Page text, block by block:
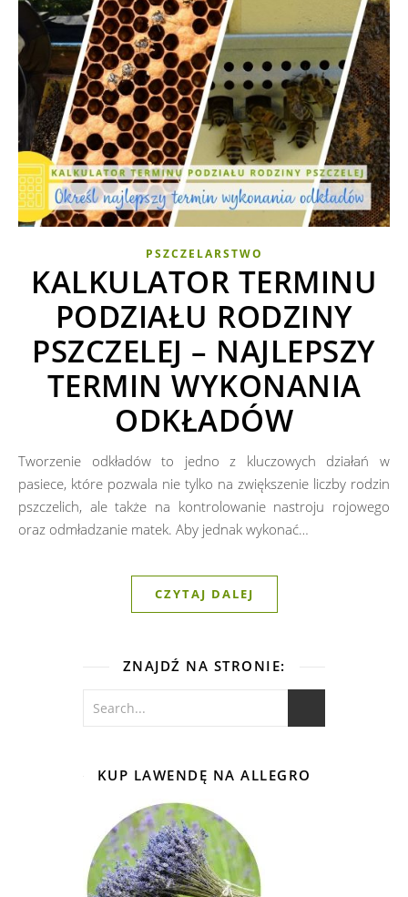
PSZCZELARSTWO
KALKULATOR TERMINU
PODZIAŁU RODZINY
PSZCZELEJ – NAJLEPSZY
TERMIN WYKONANIA
ODKŁADÓW
Tworzenie odkładów to jedno z kluczowych działań w
pasiece, które pozwala nie tylko na zwiększenie liczby rodzin
pszczelich, ale także na kontrolowanie nastroju rojowego
oraz odmładzanie matek. Aby jednak wykonać…
CZYTAJ DALEJ
ZNAJDŹ NA STRONIE:
KUP LAWENDĘ NA ALLEGRO